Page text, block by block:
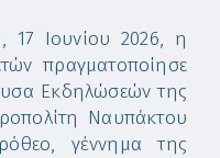
17 Ιουνίου 2026, η
πραγματοποίησε
Εκδηλώσεών της
Ναυπάκτου
γέννημα της